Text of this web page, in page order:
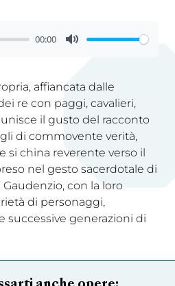
00:00
affiancata dalle
re con paggi, cavalieri,
il gusto del racconto
di commovente verità,
si china reverente verso il
nel gesto sacerdotale di
con la loro
di personaggi,
successive generazioni di